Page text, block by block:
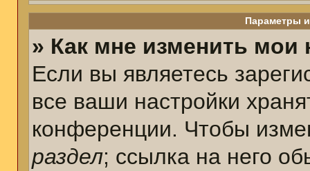
Параметры
» Как мне изменить мои
Если вы являетесь
все ваши настройки
конференции. Чтобы
раздел; ссылка на него